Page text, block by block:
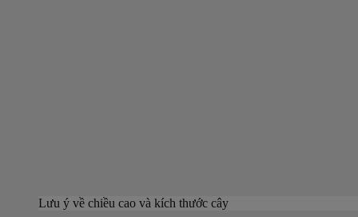
Lưu ý về chiều cao và kích thước cây